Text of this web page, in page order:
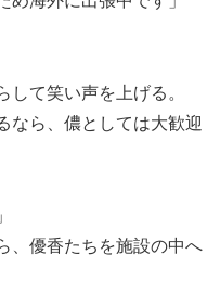
て笑い声を上げる。
なら、儂としては大歓迎
、優香たちを施設の中へ